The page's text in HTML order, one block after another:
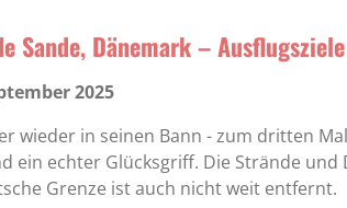
Sande, Dänemark –
2025
wieder in seinen Bann - zum dritten
ein echter Glücksgriff. Die Strände
Grenze ist auch nicht weit entfernt.